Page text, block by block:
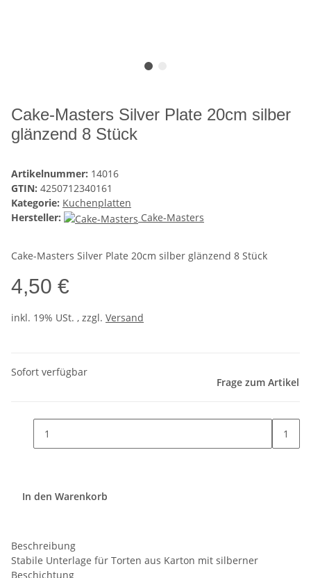
Cake-Masters Silver Plate 20cm silber
glänzend 8 Stück
Artikelnummer: 14016
GTIN: 4250712340161
Kategorie: Kuchenplatten
Hersteller:
Cake-Masters
Cake-Masters Silver Plate 20cm silber glänzend 8 Stück
4,50 €
inkl. 19% USt. , zzgl. Versand
Sofort verfügbar
Frage zum Artikel
1
In den Warenkorb
Beschreibung
Stabile Unterlage für Torten aus Karton mit silberner
Beschichtung